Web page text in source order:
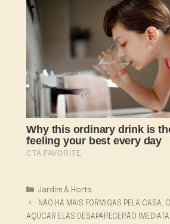
Categorias
Jardim & Horta
NÃO HÁ MAIS FORMIGAS PELA CASA,
AÇÚCAR ELAS DESAPARECERÃO